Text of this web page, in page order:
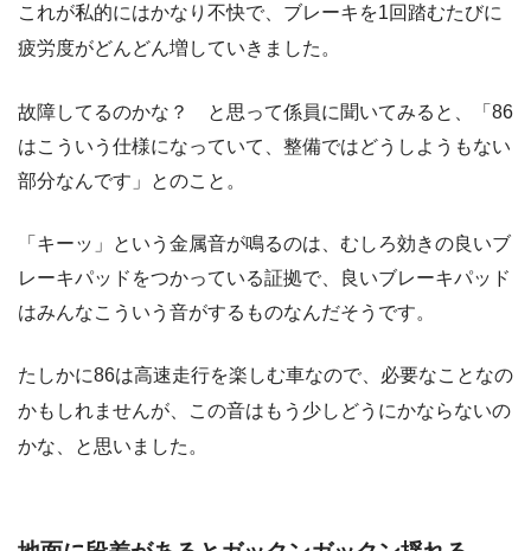
これが私的にはかなり不快で、ブレーキを1回踏むたびに
疲労度がどんどん増していきました。
故障してるのかな？ と思って係員に聞いてみると、「86
はこういう仕様になっていて、整備ではどうしようもない
部分なんです」とのこと。
「キーッ」という金属音が鳴るのは、むしろ効きの良いブ
レーキパッドをつかっている証拠で、良いブレーキパッド
はみんなこういう音がするものなんだそうです。
たしかに86は高速走行を楽しむ車なので、必要なことなの
かもしれませんが、この音はもう少しどうにかならないの
かな、と思いました。